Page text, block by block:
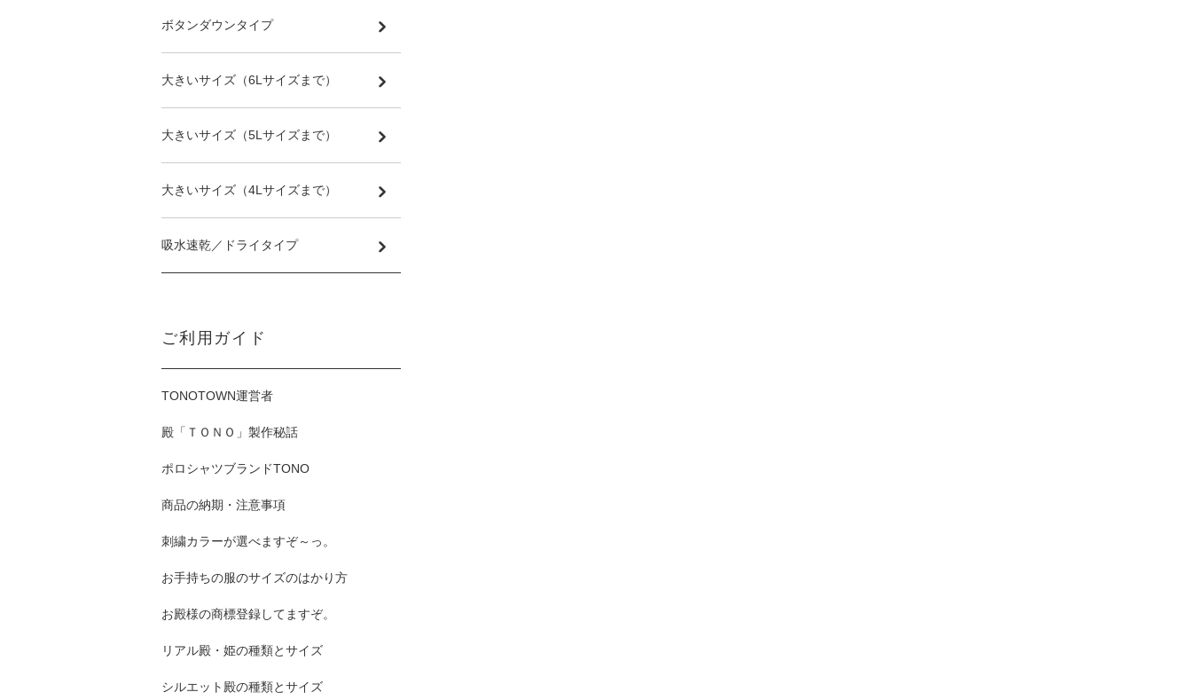
ボタンダウンタイプ
大きいサイズ（6Lサイズまで）
大きいサイズ（5Lサイズまで）
大きいサイズ（4Lサイズまで）
吸水速乾／ドライタイプ
ご利用ガイド
TONOTOWN運営者
殿「ＴＯＮＯ」製作秘話
ポロシャツブランドTONO
商品の納期・注意事項
刺繍カラーが選べますぞ～っ。
お手持ちの服のサイズのはかり方
お殿様の商標登録してますぞ。
リアル殿・姫の種類とサイズ
シルエット殿の種類とサイズ